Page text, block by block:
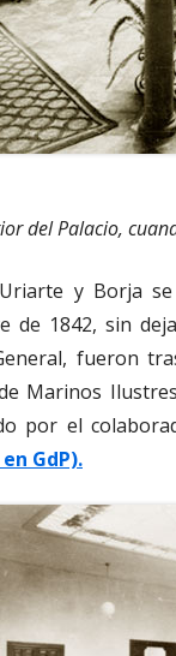
del Palacio,
y Borja
de 1842, sin
fueron
Marinos
por el
GdP).